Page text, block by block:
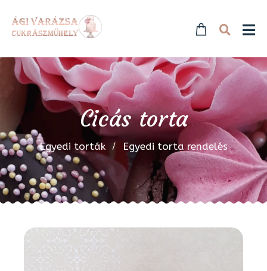
Cicás torta
Egyedi torták Egyedi torta rendelés